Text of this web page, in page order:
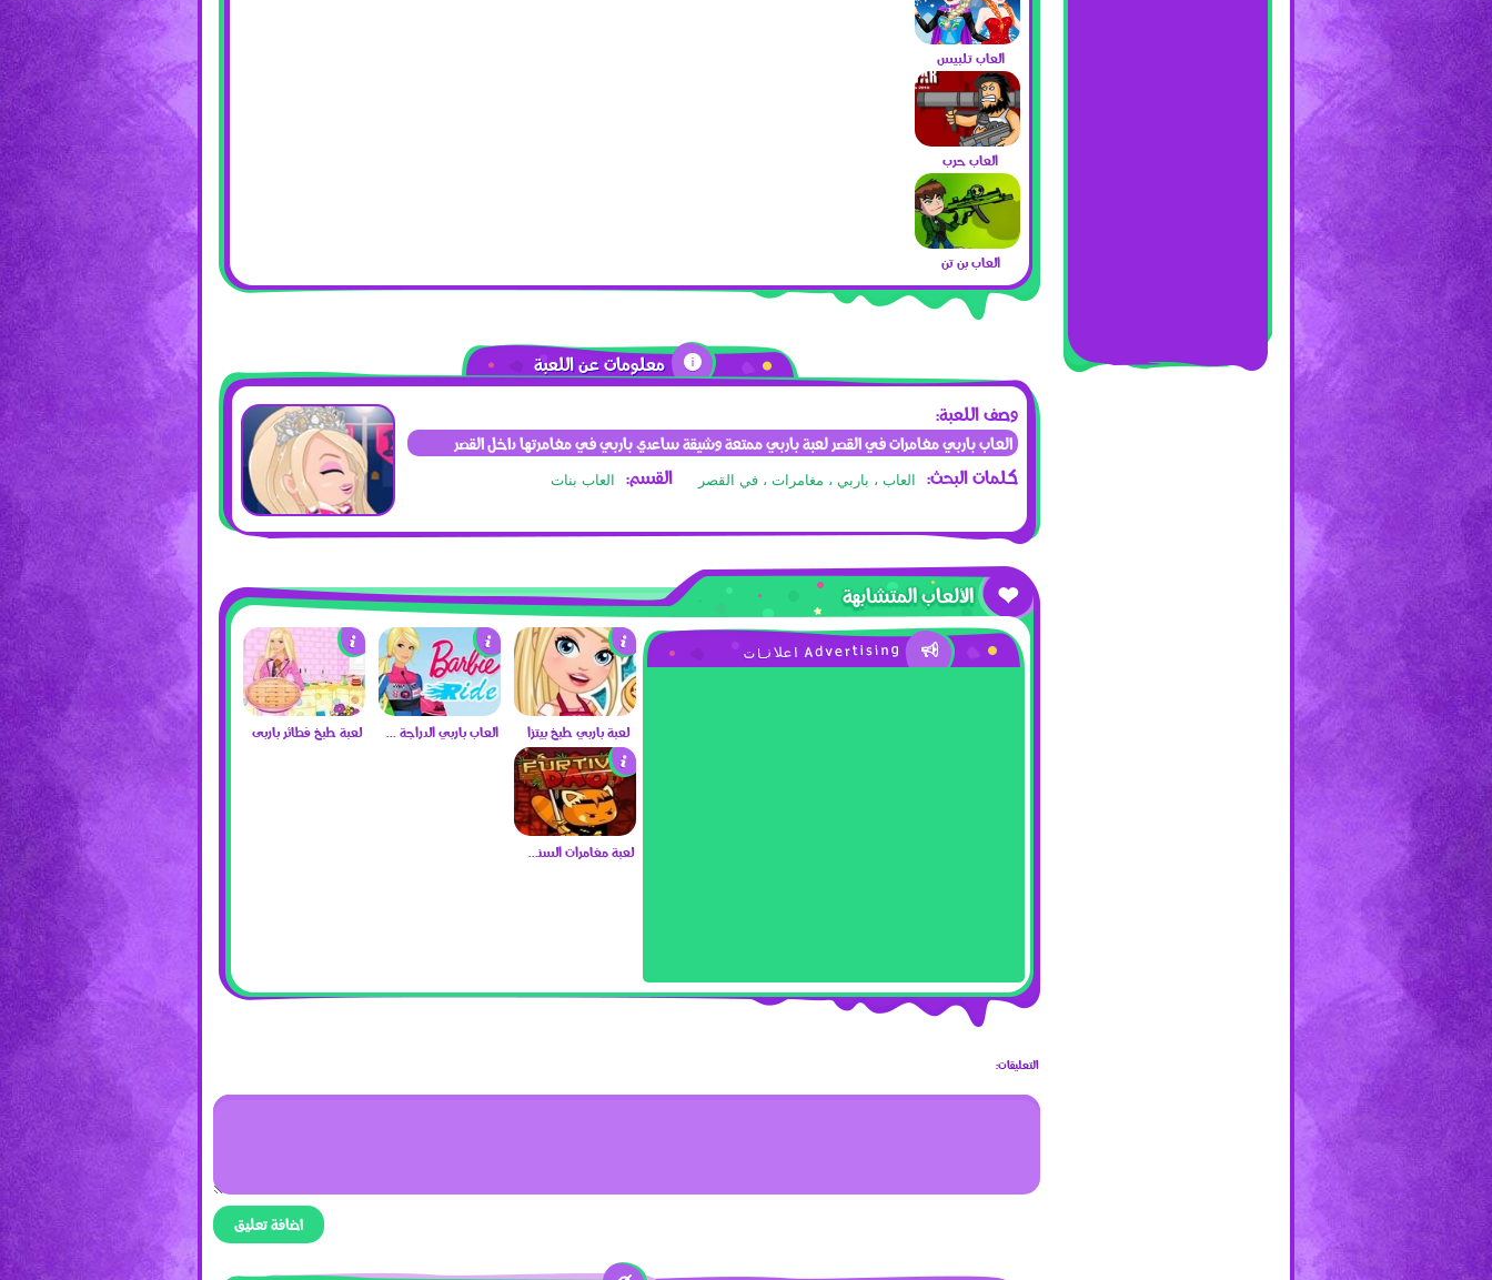
العاب تلبيس
العاب حرب
العاب بن تن
معلومات عن اللعبة
وصف اللعبة:
العاب باربي مغامرات في القصر لعبة باربي ممتعة وشيقة ساعدي باربي في مغامرتها داخل القصر
كلمات البحث: العاب ، باربي ، مغامرات ، في القصر القسم: العاب بنات
الألعاب المتشابهة
لعبة باربي طبخ بيتزا العاب باربي الدراجة النارية لعبة طبخ فطائر باربى
لعبة مغامرات السنجاب
التعليقات: